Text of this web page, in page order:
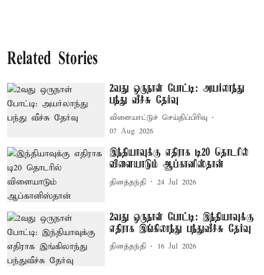
Related Stories
2வது ஒருநாள் போட்டி: அயர்லாந்து
பந்து வீச்சு தேர்வு
விளையாட்டுச் செய்திப்பிரிவு
07 Aug 2026
இந்தியாவுக்கு எதிராக டி20 தொடரில்
விளையாடும் ஆப்கானிஸ்தான்
தினத்தந்தி 24 Jul 2026
2வது ஒருநாள் போட்டி: இந்தியாவுக்கு
எதிராக இங்கிலாந்து பந்துவீச்சு தேர்வு
தினத்தந்தி 16 Jul 2026